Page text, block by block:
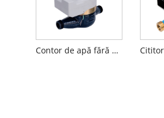
Contor de apă fără fir inteligent